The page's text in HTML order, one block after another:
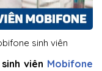
sinh viên
viên Mobifone